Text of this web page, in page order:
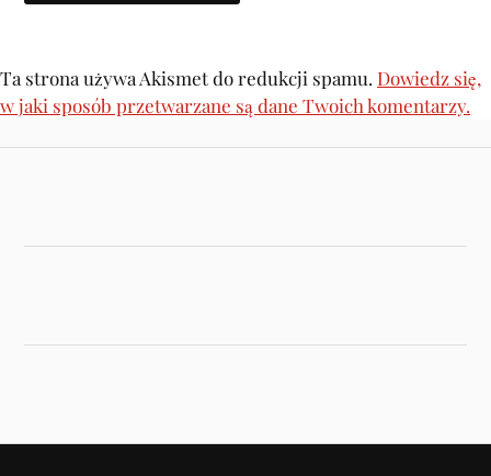
Ta strona używa Akismet do redukcji spamu. Dowiedz się,
w jaki sposób przetwarzane są dane Twoich komentarzy.